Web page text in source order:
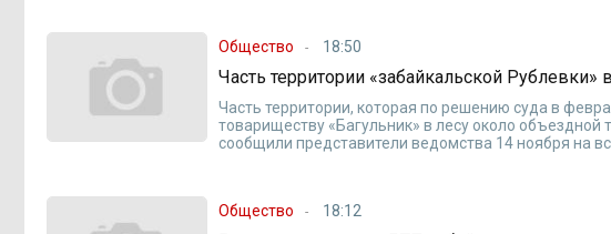
Общество 18:50
Часть территории «забайкальской
Часть территории, которая по решению суда в
товариществу «Багульник» в лесу около
сообщили представители ведомства 14 ноября на
Общество 18:12